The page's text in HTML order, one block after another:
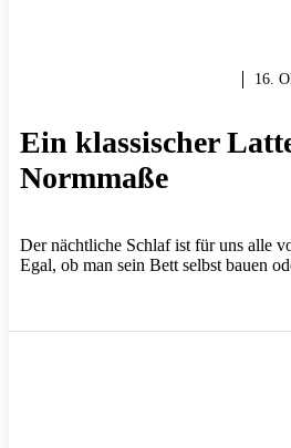
16.
Ein klassischer
Normmaße
Der nächtliche Schlaf ist für uns alle
Egal, ob man sein Bett selbst bauen